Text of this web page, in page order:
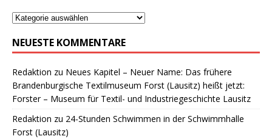
NEUESTE KOMMENTARE
Redaktion zu Neues Kapitel – Neuer Name: Das frühere
Brandenburgische Textilmuseum Forst (Lausitz) heißt jetzt:
Forster – Museum für Textil- und Industriegeschichte Lausitz
Redaktion zu 24-Stunden Schwimmen in der Schwimmhalle
Forst (Lausitz)